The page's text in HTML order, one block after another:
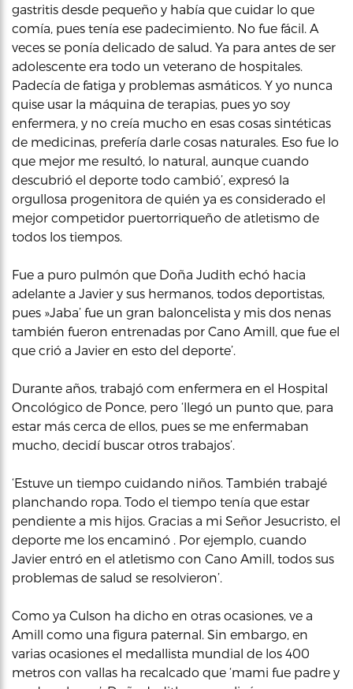
gastritis desde pequeño y había que cuidar lo que
comía, pues tenía ese padecimiento. No fue fácil. A
veces se ponía delicado de salud. Ya para antes de ser
adolescente era todo un veterano de hospitales.
Padecía de fatiga y problemas asmáticos. Y yo nunca
quise usar la máquina de terapias, pues yo soy
enfermera, y no creía mucho en esas cosas sintéticas
de medicinas, prefería darle cosas naturales. Eso fue lo
que mejor me resultó, lo natural, aunque cuando
descubrió el deporte todo cambió’, expresó la
orgullosa progenitora de quién ya es considerado el
mejor competidor puertorriqueño de atletismo de
todos los tiempos.
Fue a puro pulmón que Doña Judith echó hacia
adelante a Javier y sus hermanos, todos deportistas,
pues »Jaba’ fue un gran baloncelista y mis dos nenas
también fueron entrenadas por Cano Amill, que fue el
que crió a Javier en esto del deporte’.
Durante años, trabajó com enfermera en el Hospital
Oncológico de Ponce, pero ‘llegó un punto que, para
estar más cerca de ellos, pues se me enfermaban
mucho, decidí buscar otros trabajos’.
‘Estuve un tiempo cuidando niños. También trabajé
planchando ropa. Todo el tiempo tenía que estar
pendiente a mis hijos. Gracias a mi Señor Jesucristo, el
deporte me los encaminó . Por ejemplo, cuando
Javier entró en el atletismo con Cano Amill, todos sus
problemas de salud se resolvieron’.
Como ya Culson ha dicho en otras ocasiones, ve a
Amill como una figura paternal. Sin embargo, en
varias ocasiones el medallista mundial de los 400
metros con vallas ha recalcado que ‘mami fue padre y